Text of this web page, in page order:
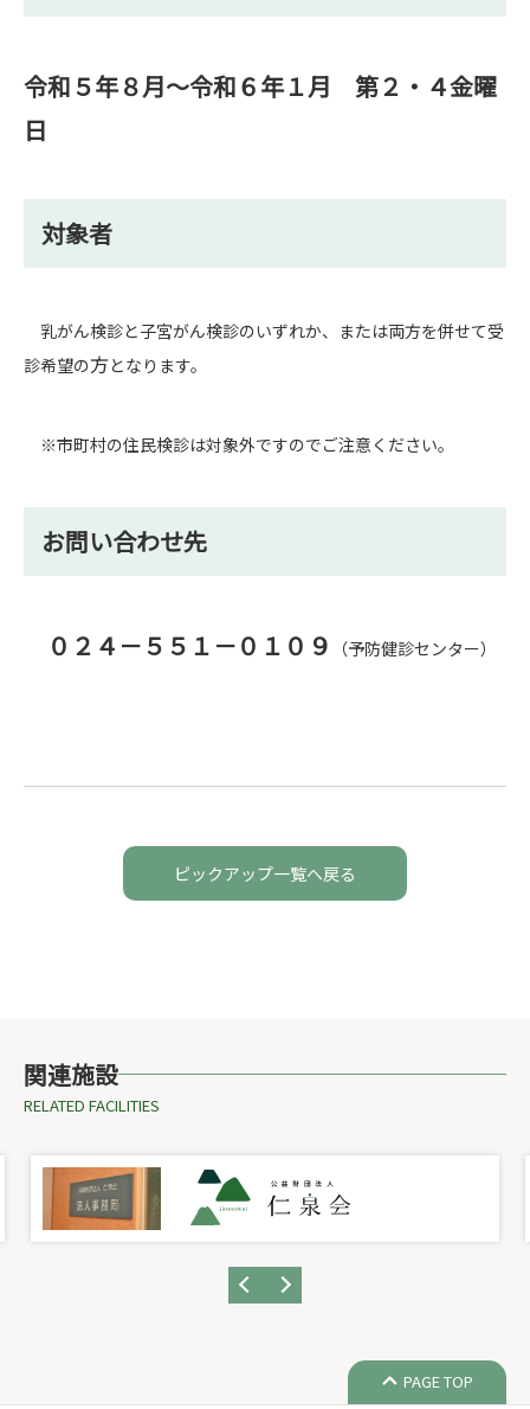
令和５年８月～令和６年１月 第２・４金曜
日
対象者
乳がん検診と子宮がん検診のいずれか、または両方を併せて受
診希望の方となります。
※市町村の住民検診は対象外ですのでご注意ください。
お問い合わせ先
０２４－５５１－０１０９ （予防健診センター）
ピックアップ一覧へ戻る
関連施設
RELATED FACILITIES
PAGE TOP